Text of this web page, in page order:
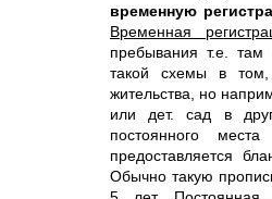
временную
Временная
пребывания т.е. там
такой схемы в
жительства, но
или дет. сад в
постоянного
предоставляется
Обычно такую